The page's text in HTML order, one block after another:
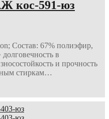
кос-591-юз
Состав: 67% полиэфир,
в
и прочность
стиркам…